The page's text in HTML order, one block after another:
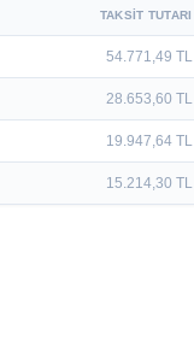
TAKSIT TUTARI
54.771,49 TL
28.653,60 TL
19.947,64 TL
15.214,30 TL